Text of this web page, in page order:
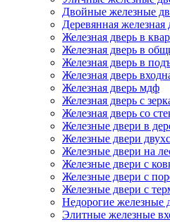
Двойные железные
Деревянная железная
Железная дверь в
Железная дверь в
Железная дверь в
Железная дверь
Железная дверь мдф
Железная дверь с
Железная дверь со
Железные двери в
Железные двери
Железные двери на
Железные двери с
Железные двери с
Железные двери с
Недорогие железные
Элитные железные